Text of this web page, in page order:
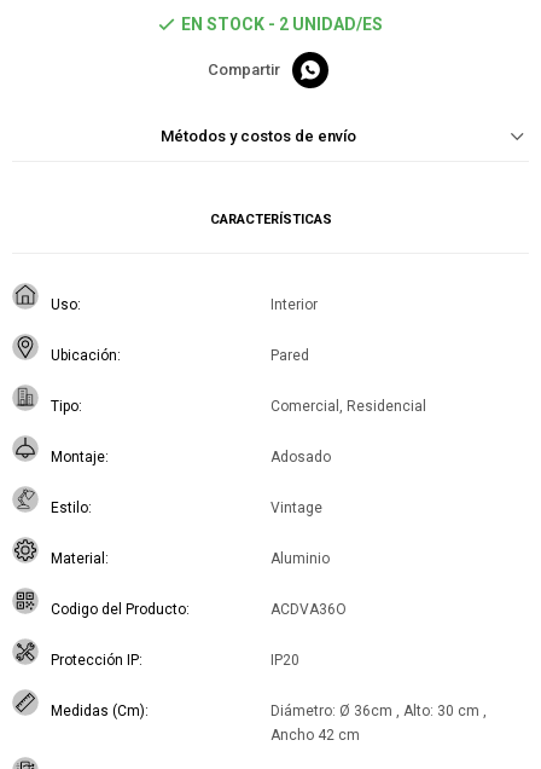
EN STOCK - 2 UNIDAD/ES

Métodos y costos de envío
CARACTERÍSTICAS
Uso Interior
Ubicación Pared
Tipo Comercial, Residencial
Montaje Adosado
Estilo Vintage
Material Aluminio
Codigo del Producto ACDVA36O
Protección IP IP20
Medidas (Cm)
Diámetro: Ø 36cm , Alto: 30 cm ,
Ancho 42 cm